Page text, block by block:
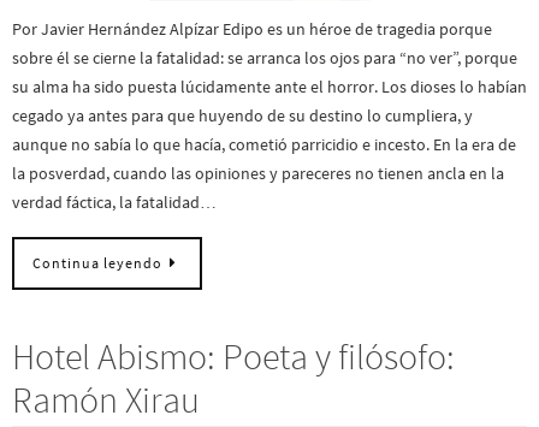
Por Javier Hernández Alpízar Edipo es un héroe de tragedia porque
sobre él se cierne la fatalidad: se arranca los ojos para “no ver”, porque
su alma ha sido puesta lúcidamente ante el horror. Los dioses lo habían
cegado ya antes para que huyendo de su destino lo cumpliera, y
aunque no sabía lo que hacía, cometió parricidio e incesto. En la era de
la posverdad, cuando las opiniones y pareceres no tienen ancla en la
verdad fáctica, la fatalidad…
Continua leyendo
Hotel Abismo: Poeta y filósofo:
Ramón Xirau